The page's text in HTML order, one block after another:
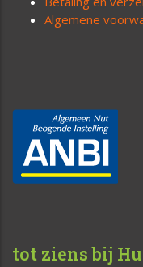
Algemene
tot ziens bij